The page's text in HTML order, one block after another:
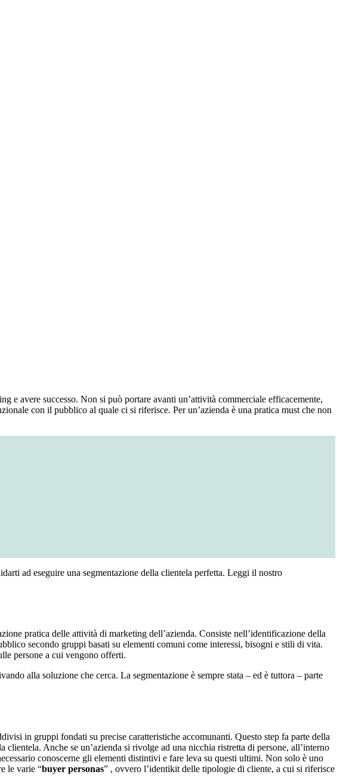
e avere successo. Non si può portare avanti un’attività commerciale efficacemente,
con il pubblico al quale ci si riferisce. Per un’azienda è una pratica must che non
ad eseguire una segmentazione della clientela perfetta. Leggi il nostro
pratica delle attività di marketing dell’azienda. Consiste nell’identificazione della
secondo gruppi basati su elementi comuni come interessi, bisogni e stili di vita.
persone a cui vengono offerti.
alla soluzione che cerca. La segmentazione è sempre stata – ed è tuttora – parte
in gruppi fondati su precise caratteristiche accomunanti. Questo step fa parte della
Anche se un’azienda si rivolge ad una nicchia ristretta di persone, all’interno
conoscerne gli elementi distintivi e fare leva su questi ultimi. Non solo è uno
le varie “buyer personas” , ovvero l’identikit delle tipologie di cliente, a cui si riferisce